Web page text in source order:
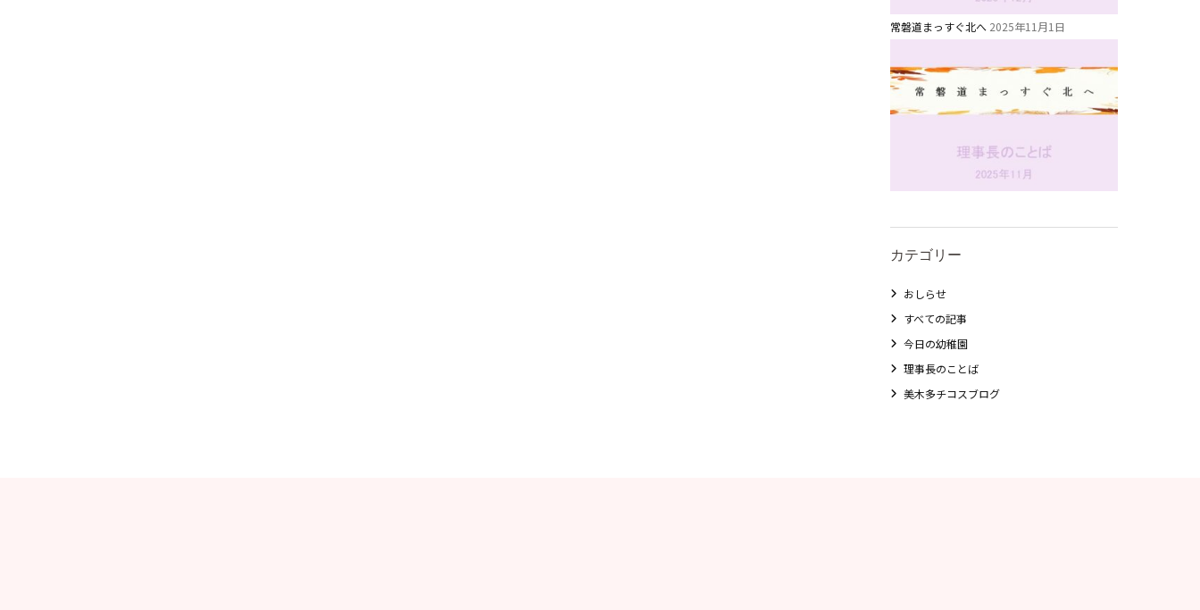
常磐道まっすぐ北へ 2025年11月1日
カテゴリー
おしらせ
すべての記事
今日の幼稚園
理事長のことば
美木多チコスブログ